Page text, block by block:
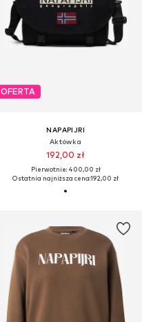
OFERTA
NAPAPIJRI
Aktówka
192,00 zł
Pierwotnie: 400,00 zł
Ostatnia najniższa cena:192,00 zł